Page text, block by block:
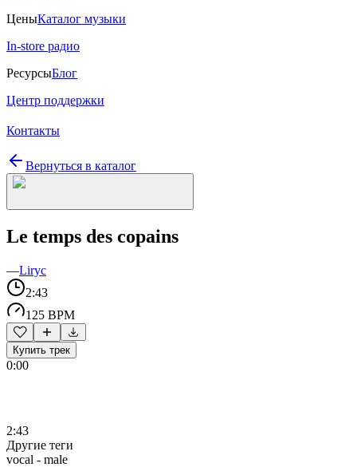
ЦеныКаталог музыки
In-store радио
РесурсыБлог
Центр поддержки
Контакты
Вернуться в каталог
Le temps des copains
—Liryc
2:43
125 BPM
Купить трек
0:00
2:43
Другие теги
vocal - male